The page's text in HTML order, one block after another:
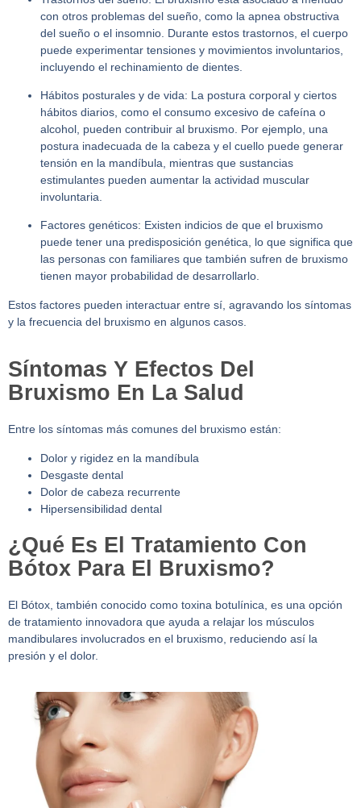
con otros problemas del sueño, como la apnea obstructiva
del sueño o el insomnio. Durante estos trastornos, el cuerpo
puede experimentar tensiones y movimientos involuntarios,
incluyendo el rechinamiento de dientes.
Hábitos posturales y de vida: La postura corporal y ciertos
hábitos diarios, como el consumo excesivo de cafeína o
alcohol, pueden contribuir al bruxismo. Por ejemplo, una
postura inadecuada de la cabeza y el cuello puede generar
tensión en la mandíbula, mientras que sustancias
estimulantes pueden aumentar la actividad muscular
involuntaria.
Factores genéticos: Existen indicios de que el bruxismo
puede tener una predisposición genética, lo que significa que
las personas con familiares que también sufren de bruxismo
tienen mayor probabilidad de desarrollarlo.
Estos factores pueden interactuar entre sí, agravando los síntomas
y la frecuencia del bruxismo en algunos casos.
Síntomas Y Efectos Del
Bruxismo En La Salud
Entre los síntomas más comunes del bruxismo están:
Dolor y rigidez en la mandíbula
Desgaste dental
Dolor de cabeza recurrente
Hipersensibilidad dental
¿Qué Es El Tratamiento Con
Bótox Para El Bruxismo?
El Bótox, también conocido como toxina botulínica, es una opción
de tratamiento innovadora que ayuda a relajar los músculos
mandibulares involucrados en el bruxismo, reduciendo así la
presión y el dolor.